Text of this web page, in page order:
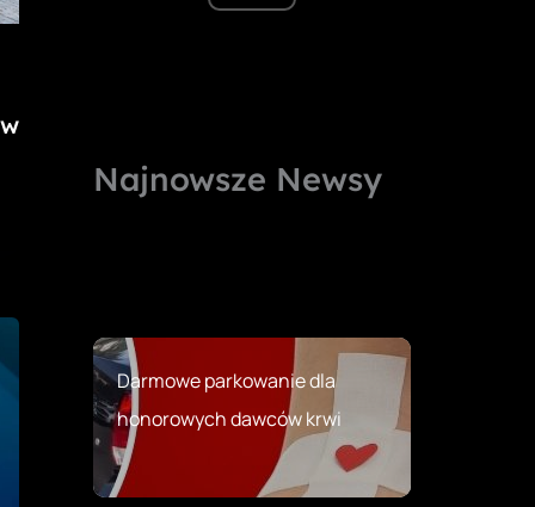
Najnowsze Newsy
Darmowe parkowanie dla
honorowych dawców krwi